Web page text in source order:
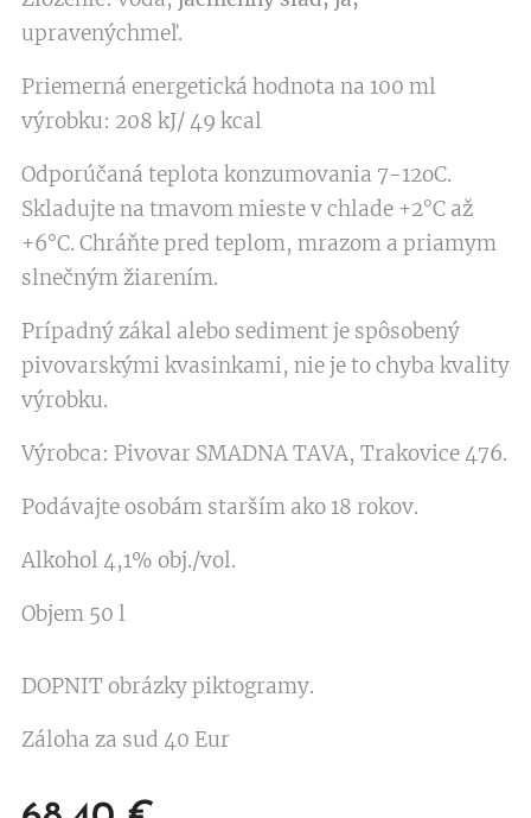
upravenýchmeľ.
Priemerná energetická hodnota na 100 ml
výrobku: 208 kJ/ 49 kcal
Odporúčaná teplota konzumovania 7-12oC.
Skladujte na tmavom mieste v chlade +2°C až
+6°C. Chráňte pred teplom, mrazom a priamym
slnečným žiarením.
Prípadný zákal alebo sediment je spôsobený
pivovarskými kvasinkami, nie je to chyba kvality
výrobku.
Výrobca: Pivovar SMADNA TAVA, Trakovice 476.
Podávajte osobám starším ako 18 rokov.
Alkohol 4,1% obj./vol.
Objem 50 l
DOPNIT obrázky piktogramy.
Záloha za sud 40 Eur